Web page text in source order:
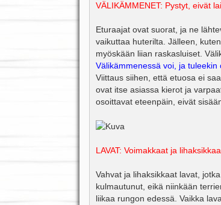
VÄLIKÄMMENET: Pystyt, eivät
Eturaajat ovat suorat, ja ne
vaikuttaa huterilta. Jälleen,
myöskään liian raskasluiset.
Välikämmenessä voi, ja
Viittaus siihen, että etuosa ei
ovat itse asiassa kierot ja
osoittavat eteenpäin, eivät
LAVAT: Voimakkaat ja
Vahvat ja lihaksikkaat lavat,
kulmautunut, eikä niinkään
liikaa rungon edessä. Vaikka